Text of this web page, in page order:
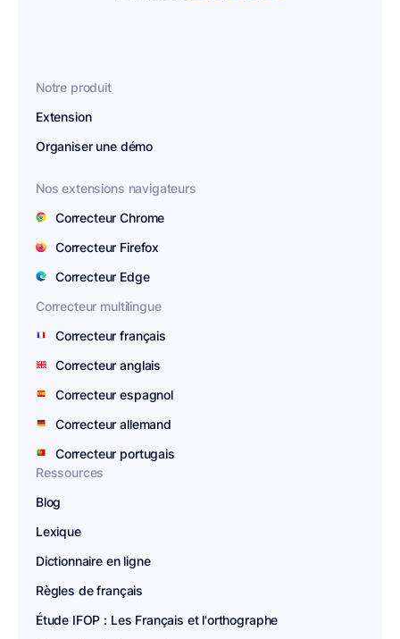
Notre produit
Extension
Organiser une démo
Nos extensions navigateurs
Correcteur Chrome
Correcteur Firefox
Correcteur Edge
Correcteur multilingue
Correcteur français
Correcteur anglais
Correcteur espagnol
Correcteur allemand
Correcteur portugais
Ressources
Blog
Lexique
Dictionnaire en ligne
Règles de français
Étude IFOP : Les Français et l'orthographe